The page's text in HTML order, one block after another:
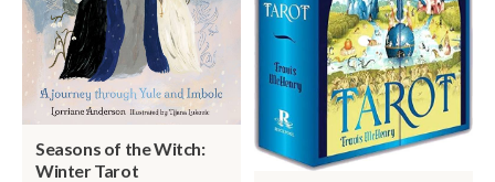
Seasons of the Witch:
Winter Tarot